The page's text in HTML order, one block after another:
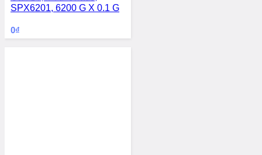
SPX6201, 6200 G X 0.1 G
0₫